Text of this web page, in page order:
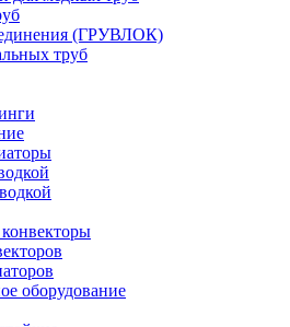
(ГРУВЛОК)
труб
оборудование